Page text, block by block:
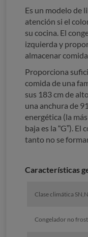
Es un modelo de
atención si el
su cocina. El
izquierda y
almacenar
Proporciona
comida de una
sus 183 cm de
una anchura de
energética (la
baja es la “G”).
tanto no se
Características
Clase climática
Congelador no frost